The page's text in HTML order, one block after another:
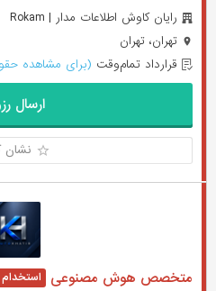
رایان کاوش اطلاعات مدار | Rokam
تهران، تهران
قرارداد تمام‌وقت (برای مشاهده
ارسال
نشان
متخصص هوش مصنوعی